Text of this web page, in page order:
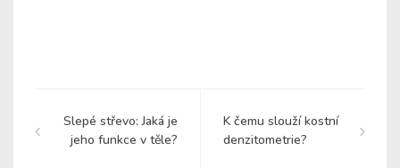
Slepé střevo: Jaká je
jeho funkce v těle?
K čemu slouží kostní
denzitometrie?